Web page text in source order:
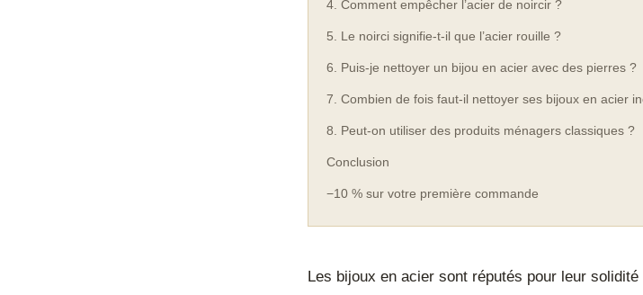
4. Comment empêcher l’acier de noircir ?
5. Le noirci signifie-t-il que l’acier rouille ?
6. Puis-je nettoyer un bijou en acier avec des pierres ?
7. Combien de fois faut-il nettoyer ses bijoux en acier
8. Peut-on utiliser des produits ménagers classiques ?
Conclusion
−10 % sur votre première commande
Les bijoux en acier sont réputés pour leur